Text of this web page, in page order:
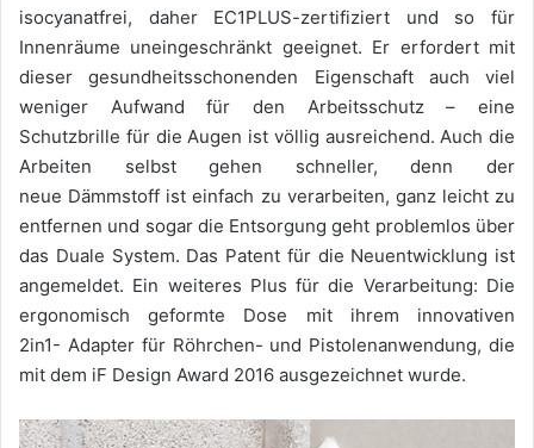
isocyanatfrei, daher EC1PLUS-zertifiziert und so für
Innenräume uneingeschränkt geeignet. Er erfordert mit
dieser gesundheitsschonenden Eigenschaft auch viel
weniger Aufwand für den Arbeitsschutz – eine
Schutzbrille für die Augen ist völlig ausreichend. Auch die
Arbeiten selbst gehen schneller, denn der
neue Dämmstoff ist einfach zu verarbeiten, ganz leicht zu
entfernen und sogar die Entsorgung geht problemlos über
das Duale System. Das Patent für die Neuentwicklung ist
angemeldet. Ein weiteres Plus für die Verarbeitung: Die
ergonomisch geformte Dose mit ihrem innovativen
2in1- Adapter für Röhrchen- und Pistolenanwendung, die
mit dem iF Design Award 2016 ausgezeichnet wurde.